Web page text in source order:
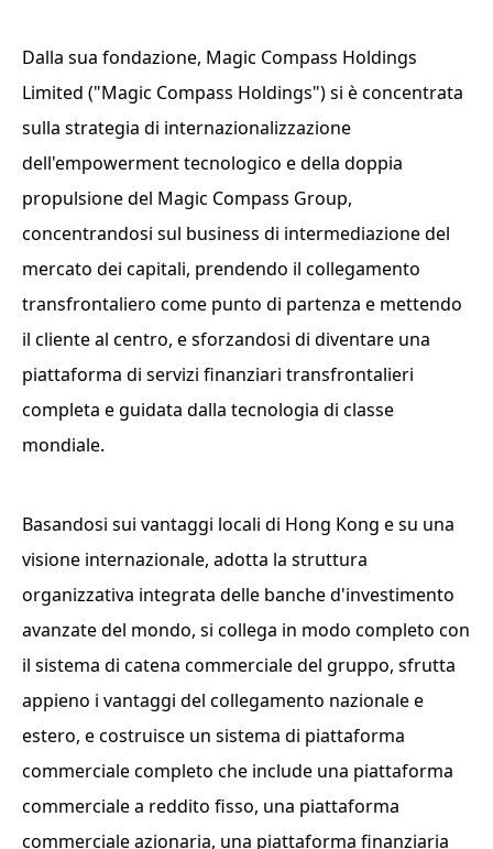
Dalla sua fondazione, Magic Compass Holdings
Limited ("Magic Compass Holdings") si è concentrata
sulla strategia di internazionalizzazione
dell'empowerment tecnologico e della doppia
propulsione del Magic Compass Group,
concentrandosi sul business di intermediazione del
mercato dei capitali, prendendo il collegamento
transfrontaliero come punto di partenza e mettendo
il cliente al centro, e sforzandosi di diventare una
piattaforma di servizi finanziari transfrontalieri
completa e guidata dalla tecnologia di classe
mondiale.
Basandosi sui vantaggi locali di Hong Kong e su una
visione internazionale, adotta la struttura
organizzativa integrata delle banche d'investimento
avanzate del mondo, si collega in modo completo con
il sistema di catena commerciale del gruppo, sfrutta
appieno i vantaggi del collegamento nazionale e
estero, e costruisce un sistema di piattaforma
commerciale completo che include una piattaforma
commerciale a reddito fisso, una piattaforma
commerciale azionaria, una piattaforma finanziaria